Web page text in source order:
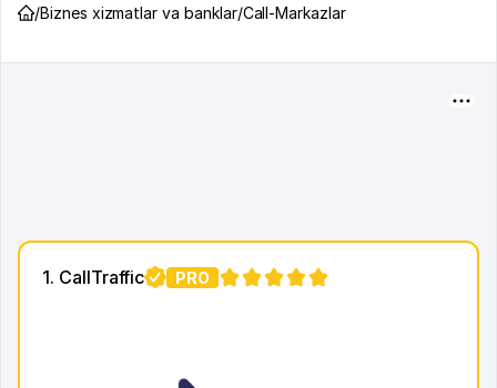
/Biznes xizmatlar va banklar/Call-Markazlar
1. CallTraffic
PRO